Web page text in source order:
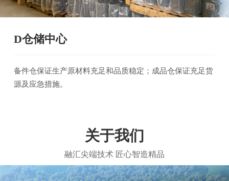
D仓储中心
备件仓保证生产原材料充足和品质稳定；成品仓保证充足货
源及应急措施。
关于我们